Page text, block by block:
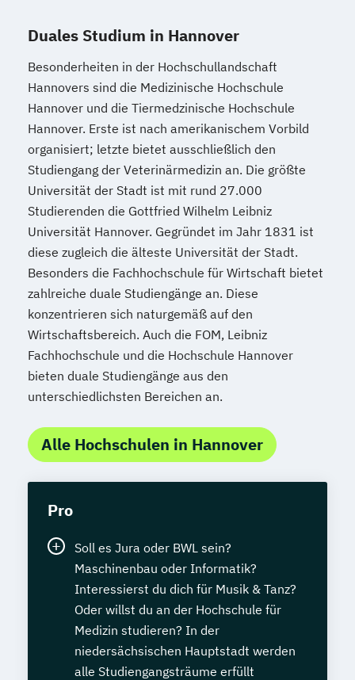
Duales Studium in Hannover
Besonderheiten in der Hochschullandschaft
Hannovers sind die Medizinische Hochschule
Hannover und die Tiermedzinische Hochschule
Hannover. Erste ist nach amerikanischem Vorbild
organisiert; letzte bietet ausschließlich den
Studiengang der Veterinärmedizin an. Die größte
Universität der Stadt ist mit rund 27.000
Studierenden die Gottfried Wilhelm Leibniz
Universität Hannover. Gegründet im Jahr 1831 ist
diese zugleich die älteste Universität der Stadt.
Besonders die Fachhochschule für Wirtschaft bietet
zahlreiche duale Studiengänge an. Diese
konzentrieren sich naturgemäß auf den
Wirtschaftsbereich. Auch die FOM, Leibniz
Fachhochschule und die Hochschule Hannover
bieten duale Studiengänge aus den
unterschiedlichsten Bereichen an.
Alle Hochschulen in Hannover
Pro
Soll es Jura oder BWL sein?
Maschinenbau oder Informatik?
Interessierst du dich für Musik & Tanz?
Oder willst du an der Hochschule für
Medizin studieren? In der
niedersächsischen Hauptstadt werden
alle Studiengangsträume erfüllt